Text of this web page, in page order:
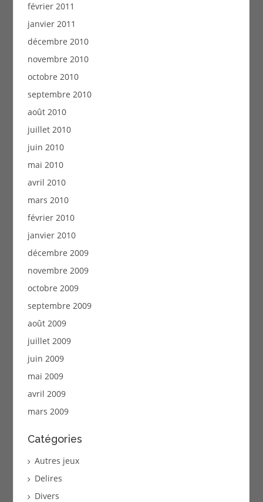
février 2011
janvier 2011
décembre 2010
novembre 2010
octobre 2010
septembre 2010
août 2010
juillet 2010
juin 2010
mai 2010
avril 2010
mars 2010
février 2010
janvier 2010
décembre 2009
novembre 2009
octobre 2009
septembre 2009
août 2009
juillet 2009
juin 2009
mai 2009
avril 2009
mars 2009
Catégories
Autres jeux
Delires
Divers